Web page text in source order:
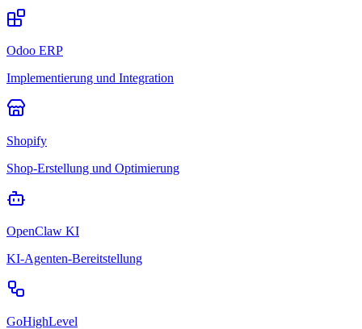
Odoo ERP
Implementierung und Integration
Shopify
Shop-Erstellung und Optimierung
OpenClaw KI
KI-Agenten-Bereitstellung
GoHighLevel